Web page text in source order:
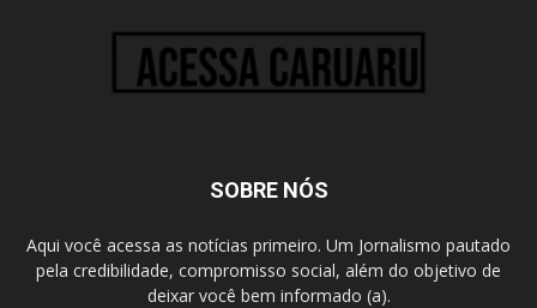
SOBRE NÓS
Aqui você acessa as notícias primeiro. Um Jornalismo pautado
pela credibilidade, compromisso social, além do objetivo de
deixar você bem informado (a).